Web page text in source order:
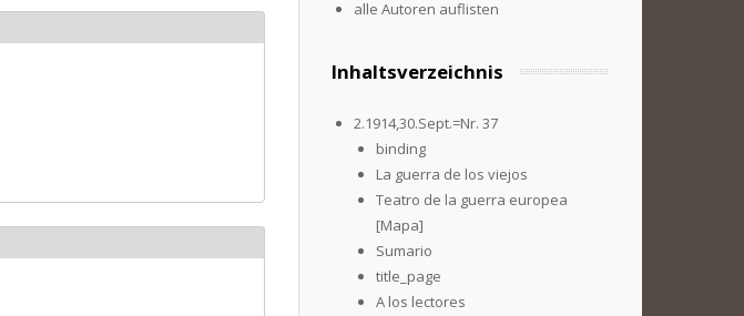
alle Autoren auflisten
Inhaltsverzeichnis
2.1914,30.Sept.=Nr. 37
binding
La guerra de los viejos
Teatro de la guerra europea
[Mapa]
Sumario
title_page
A los lectores